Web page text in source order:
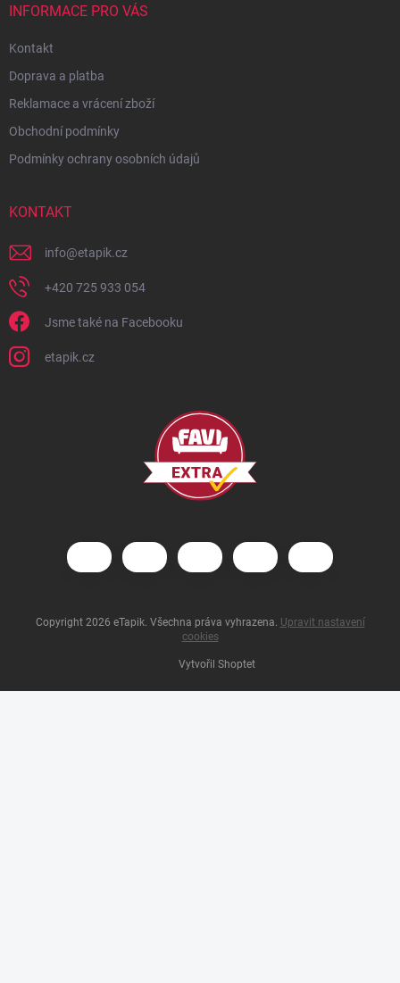
INFORMACE PRO VÁS
Kontakt
Doprava a platba
Reklamace a vrácení zboží
Obchodní podmínky
Podmínky ochrany osobních údajů
KONTAKT
info@etapik.cz
+420 725 933 054
Jsme také na Facebooku
etapik.cz
Vytvořil Shoptet
Copyright 2026 eTapik. Všechna práva vyhrazena. Upravit nastavení
cookies